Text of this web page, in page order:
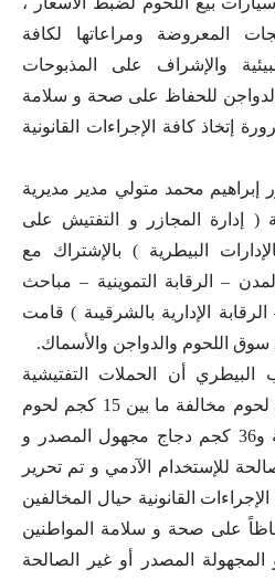
المعروضة ومراعاتها لكافة
والإشراف على المذبوحات
الدواجن للحفاظ على صحة و سلامة
إتخاذ كافة الإجراءات القانونية
إبراهيم محمد متولي مدير مديرية
( إدارة المجازر و التفتيش على
البيطرية ) بالإشتراك مع
– الرقابة التموينية – مباحث
الإدارية بالشرقيىة ) قامت
اللحوم والدواجن والأسماك.
أن الحملات التفتيشية
أسفرت عن ضبط 954 كجم لحوم مخالفة ما بين 15 كجم لحوم
ذبح خارج المجازر الحكومية و36 كجم دجاج مجهول المصدر و
للإستخدام الآدمي و تم تحرير
القانونية حيال المخالفين
على صحة و سلامة المواطنين
المصدر أو غير الصالحة